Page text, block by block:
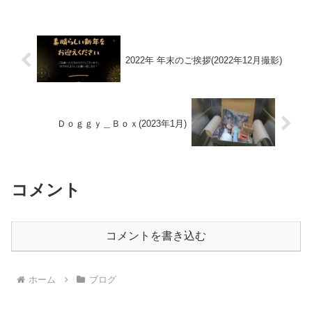
2022年 年末のご挨拶(2022年12月撮影)
Ｄｏｇｇｙ＿Ｂｏｘ(2023年1月)
コメント
コメントを書き込む
ホーム ブログ